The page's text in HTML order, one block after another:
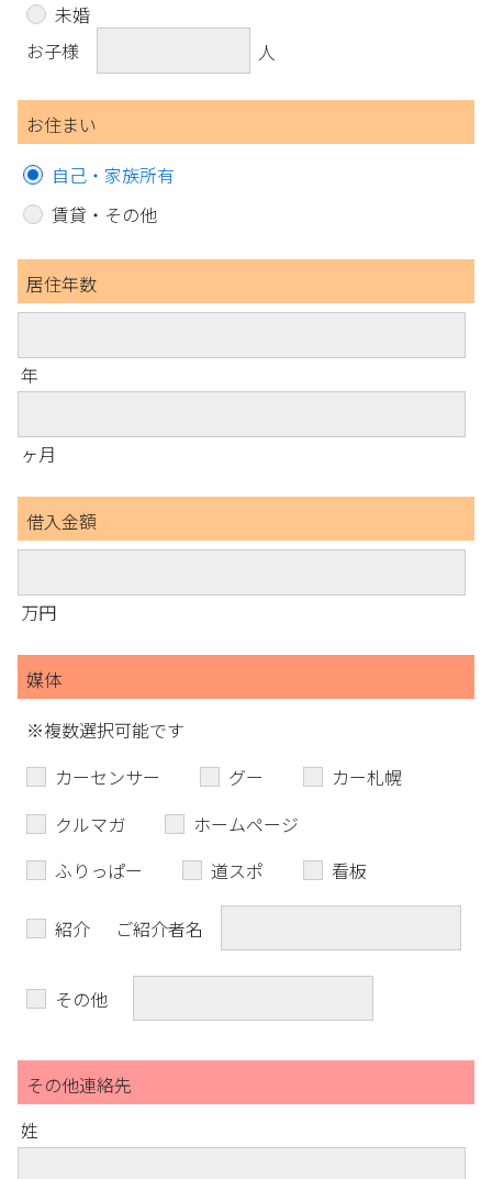
未婚
お子様
人
お住まい
自己・家族所有
賃貸・その他
居住年数
年
ヶ月
借入金額
万円
媒体
※複数選択可能です
カーセンサー
グー
カー札幌
クルマガ
ホームページ
ふりっぱー
道スポ 看板
紹介 ご紹介者名
その他
その他連絡先
姓